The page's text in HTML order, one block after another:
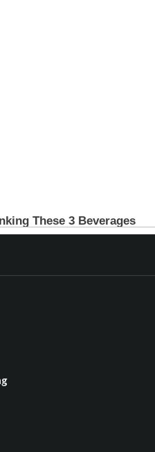
sức phản kháng dữ dội của quâ
yểm trợ, quân Mỹ tiến lên từn
huy của Kuribayashi hết nước uố
phản công cuối cùng mang tính c
mưu của ông là Fujita đã kéo ô
chặt đầu ông bằng kiếm Nhậ
Trước khi nhóm lính Mỹ đến đư
sát bằng súng lục Colt M1911,
không tìm được xác.
Kase, Shido Nakamura, Tsuyoshi Ih